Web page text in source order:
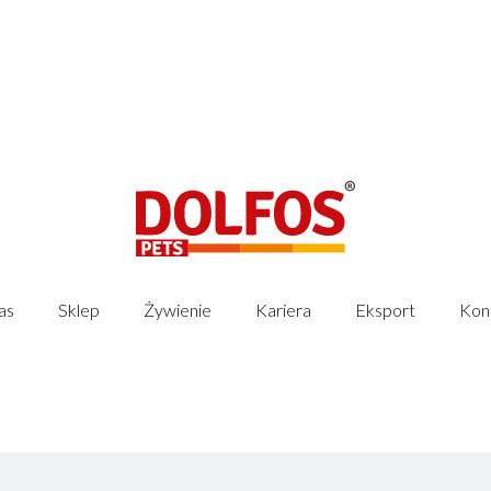
Sklep Żywienie Kariera Eksport